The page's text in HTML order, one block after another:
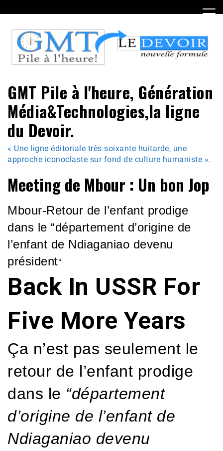
to
content
GMT Pile à l'heure, Génération
Média&Technologies,la ligne
du Devoir.
« Une ligne éditoriale très soixante huitarde, une
approche iconoclaste sur fond de culture humaniste ».
Meeting de Mbour : Un bon Jop
Mbour-Retour de l’enfant prodige
dans le “département d’origine de
l’enfant de Ndiaganiao devenu
président”
Back In USSR For
Five More Years
Ça n’est pas seulement le
retour de l’enfant prodige
dans le “département
d’origine de l’enfant de
Ndiaganiao devenu